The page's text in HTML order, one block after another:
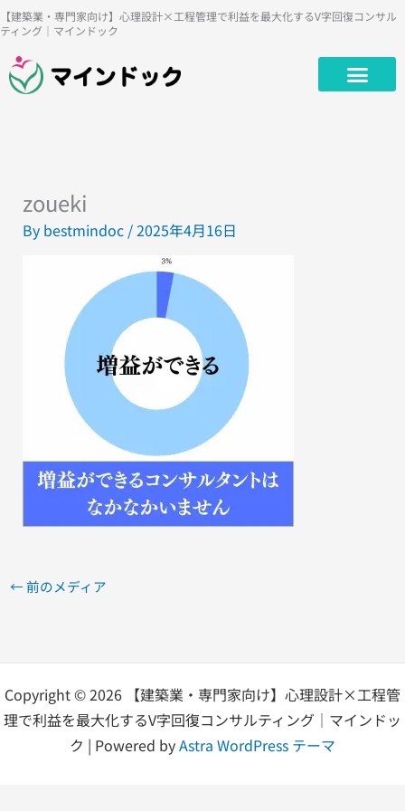
内
容
を
ス
【建築業・専門家向け】心理設計×工程管理で利益を最大化するV字回復コンサル
ティング｜マインドック
zoueki
By bestmindoc /2025年4月16日
←前のメディア
Copyright © 2026 【建築業・専門家向け】心理設計×工程管
理で利益を最大化するV字回復コンサルティング｜マインドッ
ク | Powered byAstra WordPress テーマ